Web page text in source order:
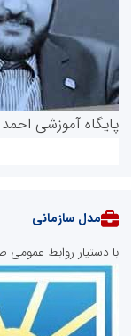
پایگاه آموزشی
مدل سازمانی
با دستیار روابط